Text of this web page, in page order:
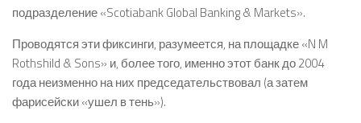
подразделение «Scotiabank Global Banking & Markets».
Проводятся эти фиксинги, разумеется, на площадке «N M
Rothshild & Sons» и, более того, именно этот банк до 2004
года неизменно на них председательствовал (а затем
фарисейски «ушел в тень»).